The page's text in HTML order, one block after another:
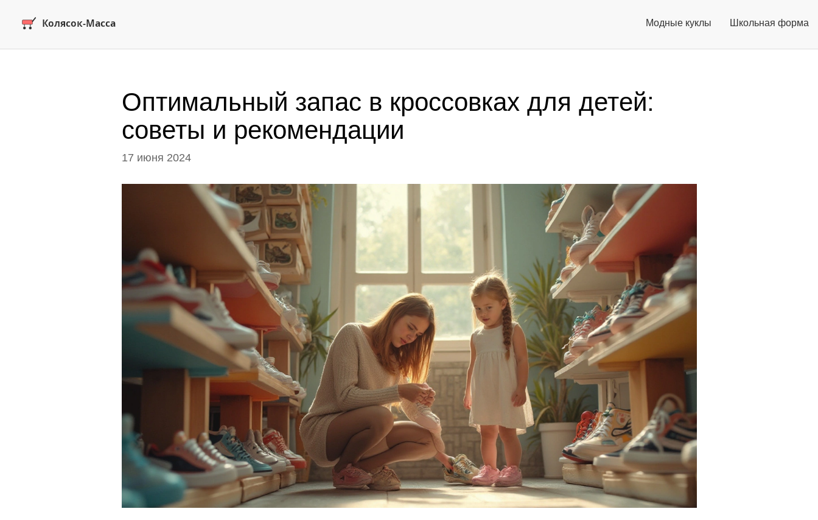
Модные куклы Школьная форма
Оптимальный запас в кроссовках для детей:
советы и рекомендации
17 июня 2024